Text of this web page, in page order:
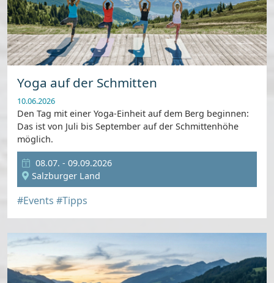
Yoga auf der Schmitten
10.06.2026
Den Tag mit einer Yoga-Einheit auf dem Berg beginnen:
Das ist von Juli bis September auf der Schmittenhöhe
möglich.
08.07. - 09.09.2026
Salzburger Land
#Events #Tipps